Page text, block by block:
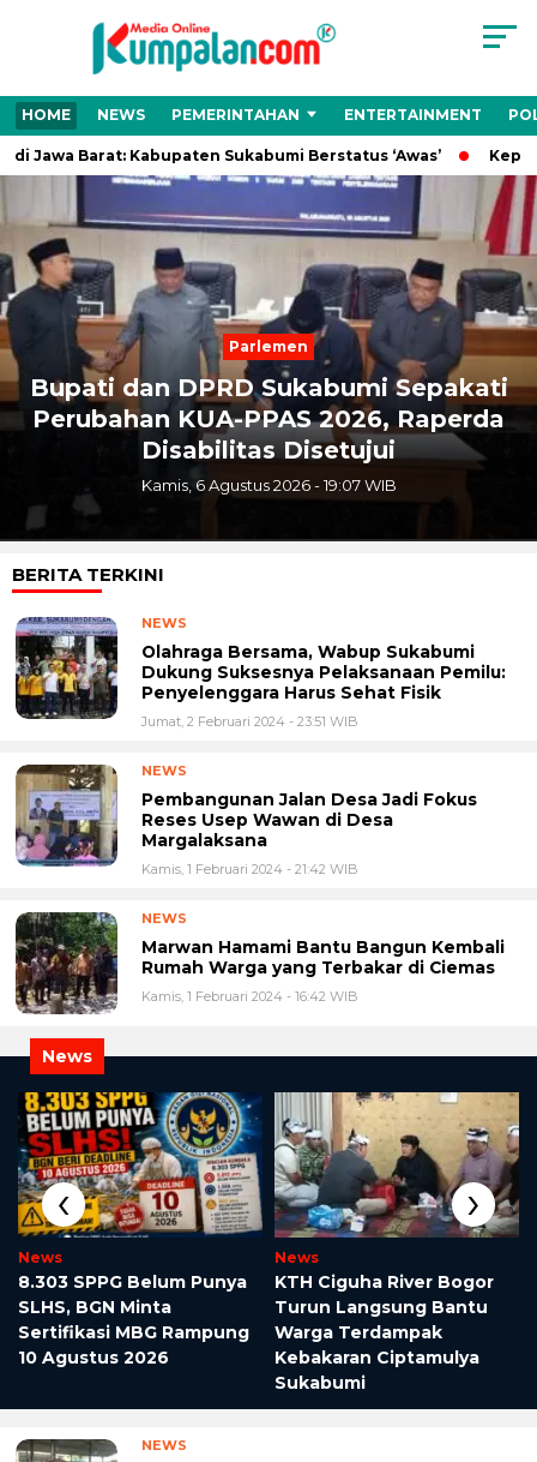
HOME NEWS PEMERINTAHAN ENTERTAINMENT
Barat: Kabupaten Sukabumi Berstatus ‘Awas’ Kepala
Parlemen
Bupati dan DPRD Sukabumi Sepakati
Perubahan KUA-PPAS 2026, Raperda
Disabilitas Disetujui
Kamis, 6 Agustus 2026 - 19:07 WIB
Next
BERITA TERKINI
NEWS
Olahraga Bersama, Wabup Sukabumi
Dukung Suksesnya Pelaksanaan Pemilu:
Penyelenggara Harus Sehat Fisik
Jumat, 2 Februari 2024 - 23:51 WIB
NEWS
Pembangunan Jalan Desa Jadi Fokus
Reses Usep Wawan di Desa
Margalaksana
Kamis, 1 Februari 2024 - 21:42 WIB
NEWS
Marwan Hamami Bantu Bangun Kembali
Rumah Warga yang Terbakar di Ciemas
Kamis, 1 Februari 2024 - 16:42 WIB
News
News
8.303 SPPG Belum Punya
SLHS, BGN Minta
Sertifikasi MBG Rampung
10 Agustus 2026
News
KTH Ciguha River Bogor
Turun Langsung Bantu
Warga Terdampak
Kebakaran Ciptamulya
Sukabumi
‹ ›
NEWS